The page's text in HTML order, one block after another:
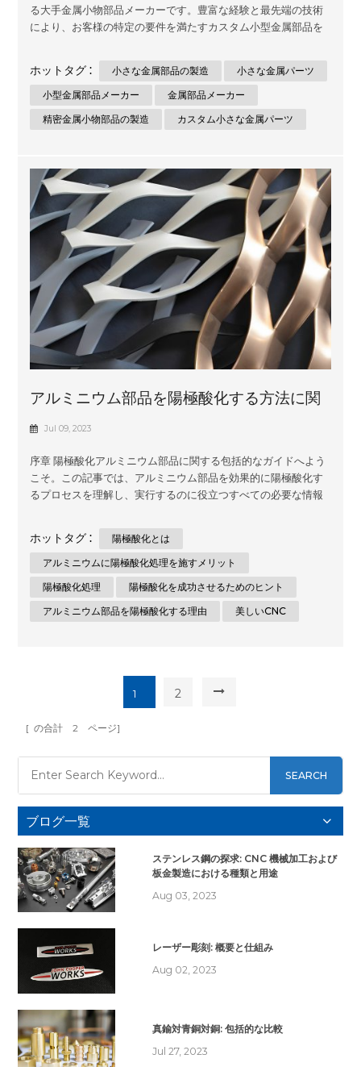
る大手金属小物部品メーカーです。豊富な経験と最先端の技術
により、お客様の特定の要件を満たすカスタム小型金属部品を
することに専念しています。当社の専門家チームは、業界の厳
しい基準を満たす高品質の小型金属部品の製造に専念していま
す。私たちは小さな金属部品を製造する際の精度の重要性を認
識しています。高品質の製品を保証するために、私たちは最新
たしていることを保証します。当社はすべての製品に対して厳
格な品質管理措置を講じています。これにより、欠陥がないこ
とが保証されます。 当社は信頼できる金属部品メーカ...
ホットタグ : 小さな金属部品の製造
小さな金属パーツ
小型金属部品メーカー
金属部品メーカー
精密金属小物部品の製造
カスタム小さな金属パーツ
アルミニウム部品を陽極酸化する方法に関
する基本ガイド
Jul 09, 2023
序章 陽極酸化アルミニウム部品に関する包括的なガイドへよう
こそ。この記事では、アルミニウム部品を効果的に陽極酸化す
るプロセスを理解し、実行するのに役立つすべての必要な情報
高の結果を達成できるように支援することを目的としていま
す。 セクション 1: 陽極酸化について理解する 陽極酸化とは何で
性、耐食性、美観を向上させる電気化学プロセスです。アルミ
ニウムを電解槽に浸し、電流を流すことで表面に酸化皮膜を形
か? 陽極酸化アルミニウム部品には、未処理のアルミニウムに
ホットタグ :
陽極酸化とは
アルミニウムに陽極酸化処理を施すメリット
陽極酸化処理
陽極酸化を成功させるためのヒント
アルミニウム部品を陽極酸化する理由
美しいCNC
1 2
[ の合計 2 ページ]
SEARCH
ブログ一覧
ステンレス鋼の探求: CNC 機械加工および
板金製造における種類と用途
Aug 03, 2023
レーザー彫刻: 概要と仕組み
Aug 02, 2023
真鍮対青銅対銅: 包括的な比較
Jul 27, 2023